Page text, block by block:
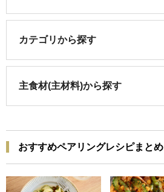
カテゴリから探す
主食材(主材料)から探す
おすすめペアリングレシピまとめ